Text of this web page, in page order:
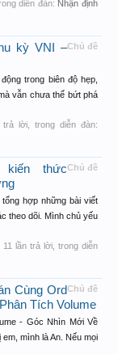
diễn đàn: Nhận định
Chủ đề
kỳ VNI –
trong biên độ hẹp,
vẫn chưa thể bứt phá
trả lời, trong diễn đàn:
Chủ đề
kiến thức
hợp những bài viết
theo dõi. Mình chủ yếu
11 lần trả lời, trong diễn
Chủ đề
Cùng Ord
Tích Volume
- Góc Nhìn Mới Về
mình là An. Nếu mọi